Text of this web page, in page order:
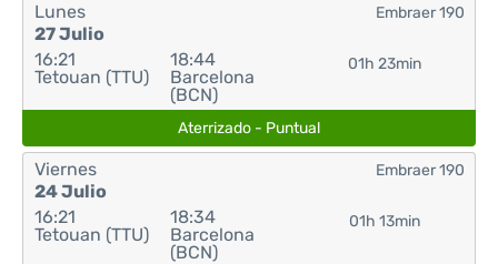
Lunes
27 Julio
16:21
Tetouan (TTU)
18:44
Barcelona
(BCN)
01h 23min
Embraer 190
Aterrizado - Puntual
Viernes
24 Julio
16:21
Tetouan (TTU)
18:34
Barcelona
(BCN)
01h 13min
Embraer 190